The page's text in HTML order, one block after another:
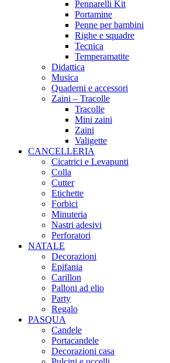
Pennarelli Kit
Portamine
Penne per bambini
Righe e squadre
Tecnica
Temperamatite
Didattica
Musica
Quaderni e accessori
Zaini – Tracolle
Tracolle
Mini zaini
Zaini
Valigette
CANCELLERIA
Cicatrici e Levapunti
Colla
Cutter
Etichette
Forbici
Minuteria
Nastri adesivi
Perforatori
NATALE
Decorazioni
Epifania
Carillon
Palloni ad elio
Party
Regalo
PASQUA
Candele
Portacandele
Decorazioni casa